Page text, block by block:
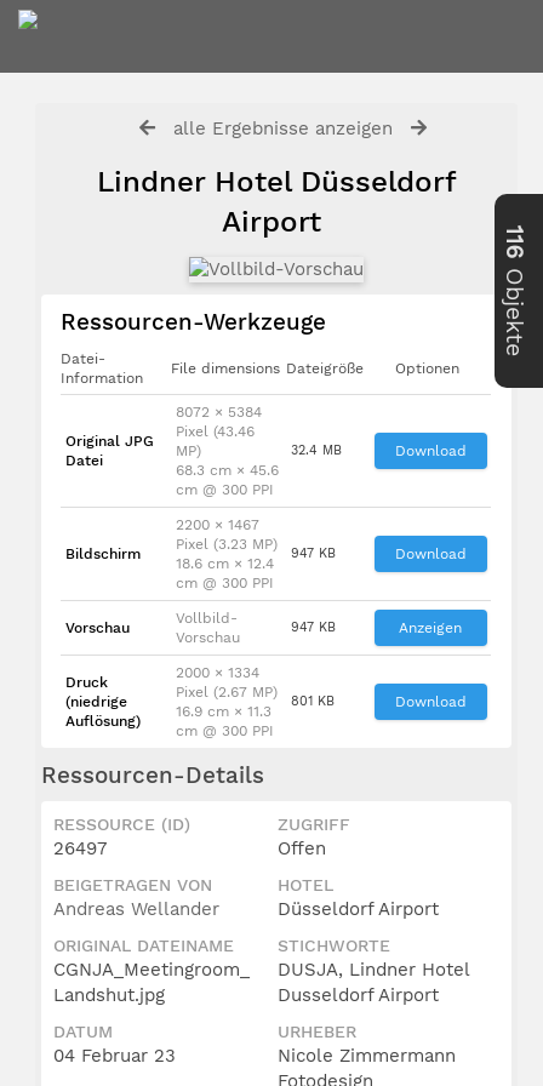
alle Ergebnisse anzeigen
Lindner Hotel Düsseldorf
Airport
Ressourcen-Werkzeuge
Datei-
Information
File dimensions Dateigröße Optionen
Original JPG
Datei
8072 × 5384
Pixel (43.46
MP)
68.3 cm × 45.6
cm @ 300 PPI
32.4 MB Download
Bildschirm
2200 × 1467
Pixel (3.23 MP)
18.6 cm × 12.4
cm @ 300 PPI
947 KB Download
Vorschau
Vollbild-
Vorschau
947 KB Anzeigen
Druck
(niedrige
Auflösung)
2000 × 1334
Pixel (2.67 MP)
16.9 cm × 11.3
cm @ 300 PPI
801 KB Download
Ressourcen-Details
RESSOURCE (ID)
26497
ZUGRIFF
Offen
BEIGETRAGEN VON
Andreas Wellander
HOTEL
Düsseldorf Airport
ORIGINAL DATEINAME
CGNJA_Meetingroom_
Landshut.jpg
STICHWORTE
DUSJA, Lindner Hotel
Dusseldorf Airport
DATUM
04 Februar 23
URHEBER
Nicole Zimmermann
Fotodesign
116
Objekte